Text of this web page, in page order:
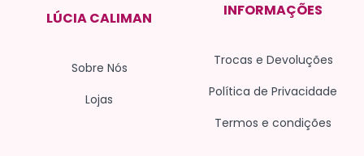
LÚCIA CALIMAN
Sobre Nós
Lojas
INFORMAÇÕES
Trocas e Devoluções
Política de Privacidade
Termos e condições